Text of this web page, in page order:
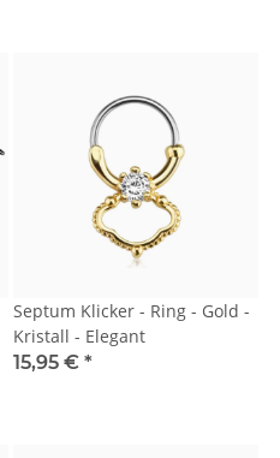
Septum Klicker - Ring - Gold -
Kristall - Elegant
15,95 € *